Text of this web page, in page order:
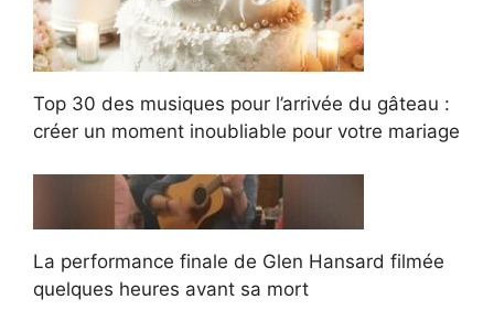
Top 30 des musiques pour l’arrivée du gâteau :
créer un moment inoubliable pour votre mariage
La performance finale de Glen Hansard filmée
quelques heures avant sa mort